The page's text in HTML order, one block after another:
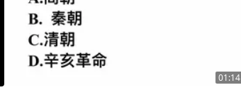
01:14